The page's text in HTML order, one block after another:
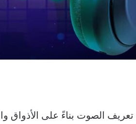
الصوت بناءً على الأذواق